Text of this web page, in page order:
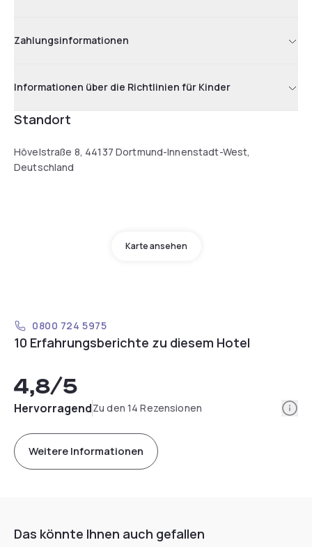
Zahlungsinformationen
Informationen über die Richtlinien für Kinder
Standort
Hövelstraße 8, 44137 Dortmund-Innenstadt-West,
Deutschland
Karte ansehen
0800 724 5975
10 Erfahrungsberichte zu diesem Hotel
4,8/5
HervorragendZu den 14 Rezensionen
Weitere Informationen
Das könnte Ihnen auch gefallen